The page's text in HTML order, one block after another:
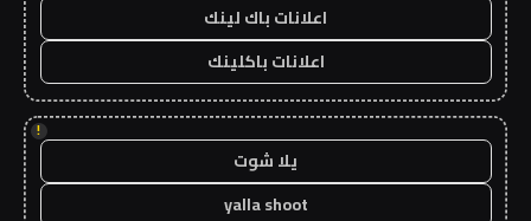
اعلانات باك لينك
اعلانات باكلينك
!
يلا شوت
yalla shoot